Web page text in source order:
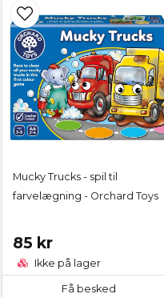
Mucky Trucks - spil til
farvelægning - Orchard Toys
85 kr
Ikke på lager
Få besked